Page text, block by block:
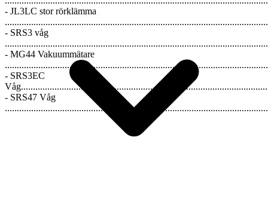
- JL3LC stor rörklämma
- SRS3 våg
- MG44 Vakuummätare
- SRS3EC
- SRS47 Våg